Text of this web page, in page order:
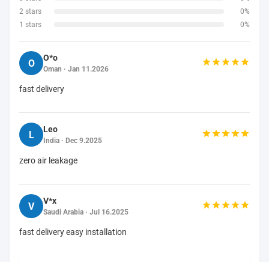
2 stars
0%
1 stars
0%
O O*o
Oman · Jan 11.2026
fast delivery
L Leo
India · Dec 9.2025
zero air leakage
V V*x
Saudi Arabia · Jul 16.2025
fast delivery easy installation